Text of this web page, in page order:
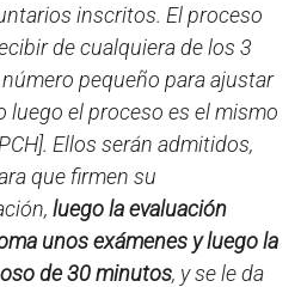
inscritos. El proceso
de cualquiera de los 3
pequeño para ajustar
luego el proceso es el mismo
Ellos serán admitidos,
que firmen su
luego la evaluación
unos exámenes y luego la
de 30 minutos, y se le da